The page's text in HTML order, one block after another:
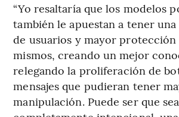
“Yo resaltaría que los modelos
también le apuestan a tener
de usuarios y mayor protección
mismos, creando un mejor
relegando la proliferación de
mensajes que pudieran tener
manipulación. Puede ser que